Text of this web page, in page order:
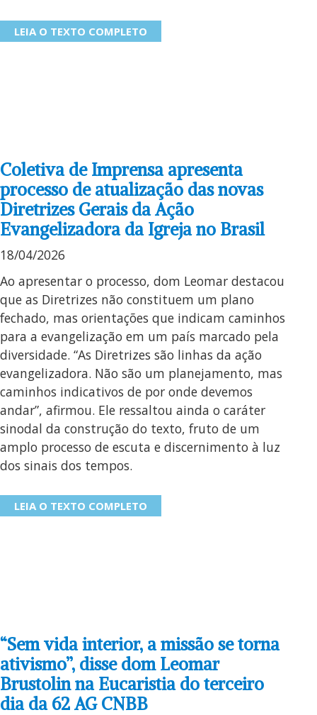
LEIA O TEXTO COMPLETO
Coletiva de Imprensa apresenta
processo de atualização das novas
Diretrizes Gerais da Ação
Evangelizadora da Igreja no Brasil
18/04/2026
Ao apresentar o processo, dom Leomar destacou
que as Diretrizes não constituem um plano
fechado, mas orientações que indicam caminhos
para a evangelização em um país marcado pela
diversidade. “As Diretrizes são linhas da ação
evangelizadora. Não são um planejamento, mas
caminhos indicativos de por onde devemos
andar”, afirmou. Ele ressaltou ainda o caráter
sinodal da construção do texto, fruto de um
amplo processo de escuta e discernimento à luz
dos sinais dos tempos.
LEIA O TEXTO COMPLETO
“Sem vida interior, a missão se torna
ativismo”, disse dom Leomar
Brustolin na Eucaristia do terceiro
dia da 62 AG CNBB